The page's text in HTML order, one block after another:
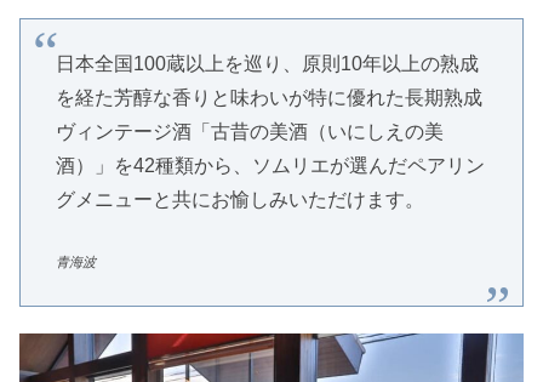
日本全国100蔵以上を巡り、原則10年以上の熟成
を経た芳醇な香りと味わいが特に優れた長期熟成
ヴィンテージ酒「古昔の美酒（いにしえの美
酒）」を42種類から、ソムリエが選んだペアリン
グメニューと共にお愉しみいただけます。
青海波